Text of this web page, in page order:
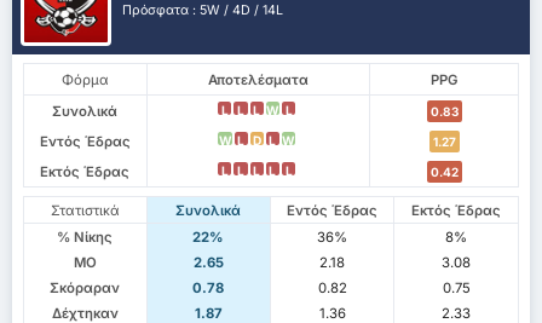
Πρόσφατα : 5W / 4D / 14L
Φόρμα Αποτελέσματα
PPG
Συνολικά
L L L W L 0.83
Εντός Έδρας W L D L W 1.27
Εκτός Έδρας L L L L L 0.42
Στατιστικά Συνολικά Εντός Έδρας
Εκτός Έδρας
% Νίκης
22% 36%
8%
ΜΟ
2.65 2.18
3.08
Σκόραραν
0.78 0.82
0.75
Δέχτηκαν
1.87 1.36
2.33